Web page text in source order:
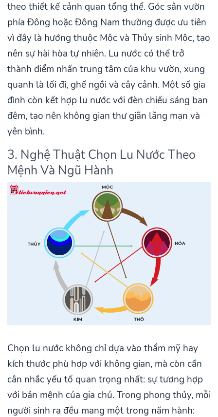
theo thiết kế cảnh quan tổng thể. Góc sân vườn
phía Đông hoặc Đông Nam thường được ưu tiên
vì đây là hướng thuộc Mộc và Thủy sinh Mộc, tạo
nên sự hài hòa tự nhiên. Lu nước có thể trở
thành điểm nhấn trung tâm của khu vườn, xung
quanh là lối đi, ghế ngồi và cây cảnh. Một số gia
đình còn kết hợp lu nước với đèn chiếu sáng ban
đêm, tạo nên không gian thư giãn lãng mạn và
yên bình.
3. Nghệ Thuật Chọn Lu Nước Theo
Mệnh Và Ngũ Hành
Chọn lu nước không chỉ dựa vào thẩm mỹ hay
kích thước phù hợp với không gian, mà còn cần
cân nhắc yếu tố quan trọng nhất: sự tương hợp
với bản mệnh của gia chủ. Trong phong thủy, mỗi
người sinh ra đều mang một trong năm hành: